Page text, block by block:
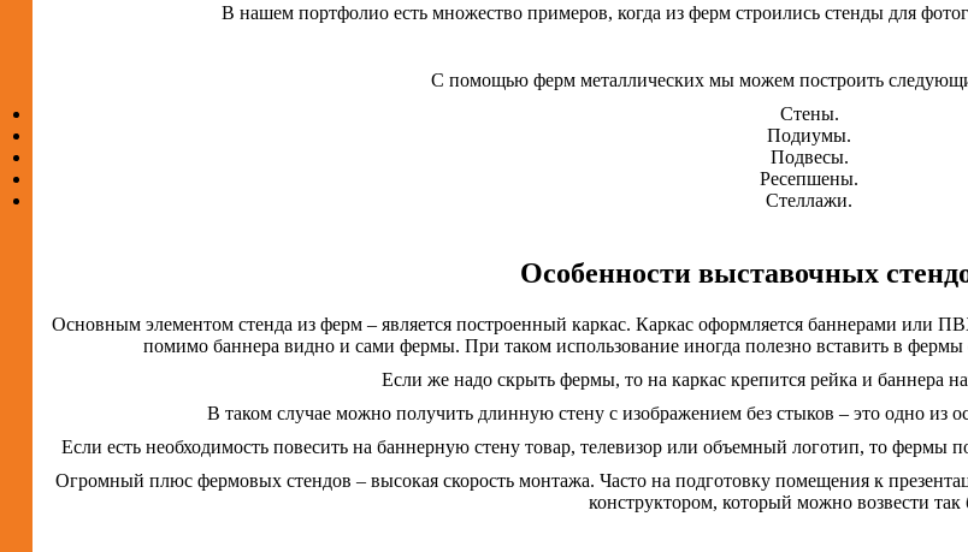
В нашем портфолио есть множество примеров, когда из ферм строились стенды для
С помощью ферм металлических мы можем построить
Стены.
Подиумы.
Подвесы.
Ресепшены.
Стеллажи.
Особенности выставочных
Основным элементом стенда из ферм – является построенный каркас. Каркас оформляется баннерами или
помимо баннера видно и сами фермы. При таком использование иногда полезно вставить в
Если же надо скрыть фермы, то на каркас крепится рейка и баннера
В таком случае можно получить длинную стену с изображением без стыков – это одно из
Если есть необходимость повесить на баннерную стену товар, телевизор или объемный логотип, то
Огромный плюс фермовых стендов – высокая скорость монтажа. Часто на подготовку помещения к
конструктором, который можно возвести так